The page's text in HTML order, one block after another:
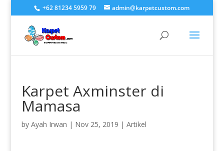
+62 81234 5959 79 admin@karpetcustom.com
Karpet Axminster di
Mamasa
by Ayah Irwan | Nov 25, 2019 | Artikel